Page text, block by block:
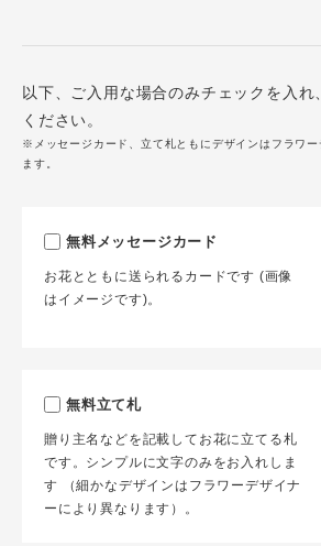
以下、ご入用な場合のみチェックを入れ
ください。
※メッセージカード、立て札ともにデザインはフラワー
ます。
無料メッセージカード
お花とともに送られるカードです (画像
はイメージです)。
無料立て札
贈り主名などを記載してお花に立てる札
です。シンプルに文字のみをお入れしま
す （細かなデザインはフラワーデザイナ
ーにより異なります）。